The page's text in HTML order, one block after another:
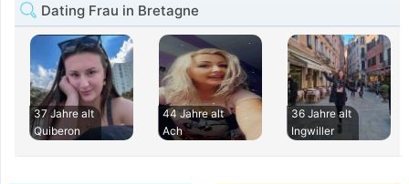
Dating Frau in Bretagne
37 Jahre alt
Quiberon
44 Jahre alt
Ach
36 Jahre alt
Ingwiller